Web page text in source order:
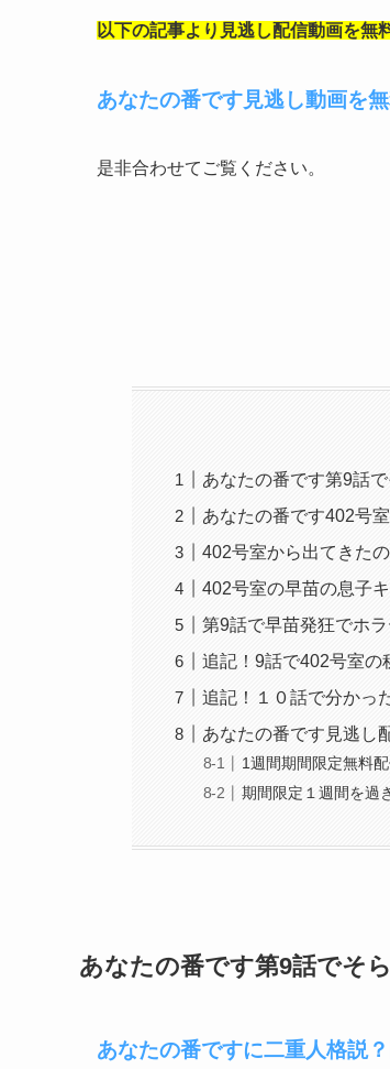
以下の記事より見逃し配信動画を無
あなたの番です見逃し動画を
是非合わせてご覧ください。
あなたの番です第9話
あなたの番です402号
402号室から出てきた
402号室の早苗の息子
第9話で早苗発狂でホ
追記！9話で402号室の
追記！１０話で分かっ
あなたの番です見逃し
1週間期間限定無料
期間限定１週間を過
あなたの番です第9話でそ
あなたの番ですに二重人格説